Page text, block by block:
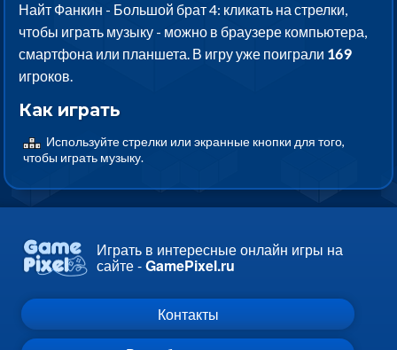
Найт Фанкин - Большой брат 4: кликать на стрелки,
чтобы играть музыку - можно в браузере компьютера,
смартфона или планшета. В игру уже поиграли 169
игроков.
Как играть
Используйте стрелки или экранные кнопки для того,
чтобы играть музыку.
Играть в интересные онлайн игры на
сайте -GamePixel.ru
Контакты